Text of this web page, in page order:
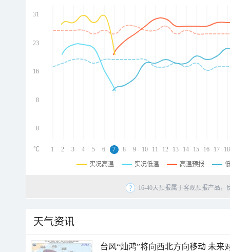
31
23
16
8
0
1 2 3 4 5 6 7 8 9 10 11 12 13 14 15 16 17 18
℃
实况高温 实况低温 高温预报
16-40天预报属于客观预报产品
天气资讯
台风“灿鸿”将向西北方向移动 未来